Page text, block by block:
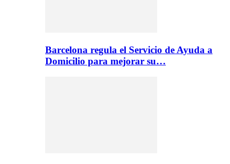
Barcelona regula el Servicio de Ayuda a
Domicilio para mejorar su…